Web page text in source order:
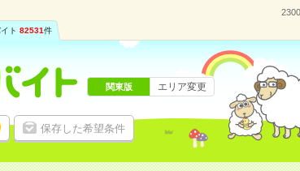
ト 82531件
保存した希望条件
関東版 エリア変更